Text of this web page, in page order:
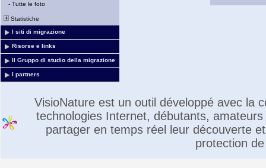
- Tutte le foto
Statistiche
I siti di migrazione
Risorse e links
Il Gruppo di studio della migrazione
I partners
VisioNature est un outil développé avec la
technologies Internet, débutants,
partager en temps réel leur découverte
protection